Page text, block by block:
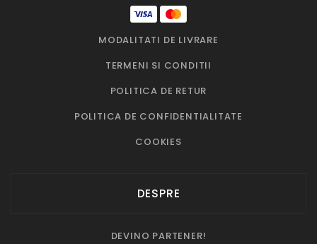
MODALITATI DE LIVRARE
TERMENI SI CONDITII
POLITICA DE RETUR
POLITICA DE CONFIDENTIALITATE
COOKIES
DESPRE
DEVINO PARTENER!